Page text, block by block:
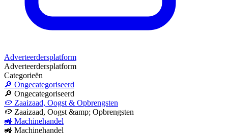
Adverteerdersplatform
Adverteerdersplatform
Categorieën
🔎 Ongecategoriseerd
🔎 Ongecategoriseerd
🥔 Zaaizaad, Oogst & Opbrengsten
🥔 Zaaizaad, Oogst &amp; Opbrengsten
🚜 Machinehandel
🚜 Machinehandel